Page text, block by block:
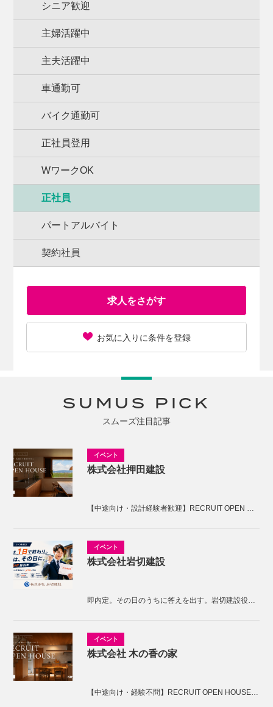
シニア歓迎
主婦活躍中
主夫活躍中
車通勤可
バイク通勤可
正社員登用
WワークOK
正社員
パートアルバイト
契約社員
求人をさがす
お気に入りに条件を登録
SUMUS PICK
スムーズ注目記事
株式会社押田建設
【中途向け・設計経験者歓迎】RECRUIT OPEN HOUSE開催！KNOTの家づくりを体感しませんか。
株式会社岩切建設
即内定。その日のうちに答えを出す。岩切建設役員面接
株式会社 木の香の家
【中途向け・経験不問】RECRUIT OPEN HOUSE開催！木の香の家の家づくりを体感しませんか。